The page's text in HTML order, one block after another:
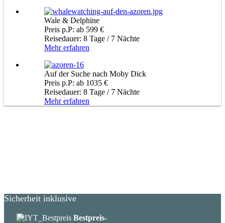
Wale & Delphine
Preis p.P: ab 599 €
Reisedauer: 8 Tage / 7 Nächte
Mehr erfahren
Auf der Suche nach Moby Dick
Preis p.P: ab 1035 €
Reisedauer: 8 Tage / 7 Nächte
Mehr erfahren
Sicherheit inklusive
Bestpreis-